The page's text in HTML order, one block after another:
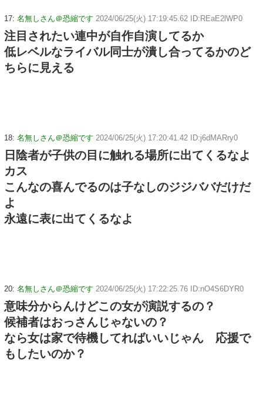
17: 名無しさん＠恐縮です 2024/06/25(火) 17:19:45.62 ID:REaE2lWP0
注目されたい連中が自作自演してるか
低レベルなライバル同士が潰し合ってるかのど
ちらに見える
18: 名無しさん＠恐縮です 2024/06/25(火) 17:20:41.42 ID:j6dMARry0
日陰者が子供の目に触れる場所に出てくるなよ
カス
こんなの喜んでるのは子なしのジジババだけだ
よ
永遠に表に出てくるなよ
20: 名無しさん＠恐縮です 2024/06/25(火) 17:22:25.76 ID:nO4S6DYR0
意味分からんけどこの女が演説するの？
候補者はおっさんじゃないの？
なら女は家で待機してればいいじゃん 応援で
もしたいのか？